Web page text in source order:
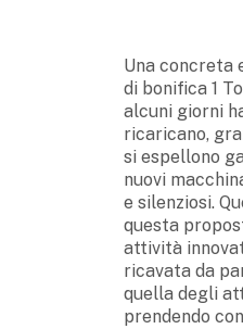
Una concreta
di bonifica 1
alcuni giorni
ricaricano,
si espellono
nuovi
e silenziosi.
questa
attività
ricavata da
quella degli
prendendo